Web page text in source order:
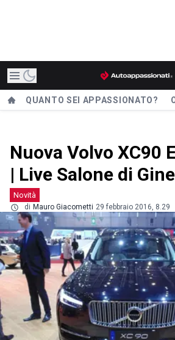
QUANTO SEI APPASSIONATO?
Nuova Volvo XC90
| Live Salone di
Novità
di Mauro Giacometti 29 febbraio 2016, 8.29